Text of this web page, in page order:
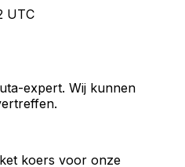
UTC
expert. Wij kunnen
koers voor onze